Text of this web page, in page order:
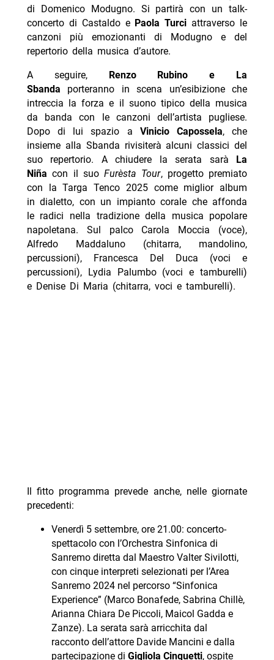
di Domenico Modugno. Si partirà con un talk-
concerto di Castaldo e Paola Turci attraverso le
canzoni più emozionanti di Modugno e del
repertorio della musica d’autore.
A seguire,
Renzo Rubino e La
Sbanda porteranno in scena un’esibizione che
intreccia la forza e il suono tipico della musica
da banda con le canzoni dell’artista pugliese.
Dopo di lui spazio a Vinicio Capossela, che
insieme alla Sbanda rivisiterà alcuni classici del
suo repertorio. A chiudere la serata sarà
La
Niña con il suoFurèsta Tour, progetto premiato
con la Targa Tenco 2025 come miglior album
in dialetto, con un impianto corale che affonda
le radici nella tradizione della musica popolare
napoletana. Sul palco Carola Moccia (voce),
Alfredo Maddaluno (chitarra, mandolino,
percussioni), Francesca Del Duca (voci e
percussioni), Lydia Palumbo (voci e tamburelli)
e Denise Di Maria (chitarra, voci e tamburelli).
Il fitto programma prevede anche, nelle giornate
precedenti:
Venerdì 5 settembre, ore 21.00: concerto-
spettacolo con l’Orchestra Sinfonica di
Sanremo diretta dal Maestro Valter Sivilotti,
con cinque interpreti selezionati per l’Area
Sanremo 2024 nel percorso “Sinfonica
Experience” (Marco Bonafede, Sabrina Chillè,
Arianna Chiara De Piccoli, Maicol Gadda e
Zanze). La serata sarà arricchita dal
racconto dell’attore Davide Mancini e dalla
partecipazione di Gigliola Cinquetti, ospite